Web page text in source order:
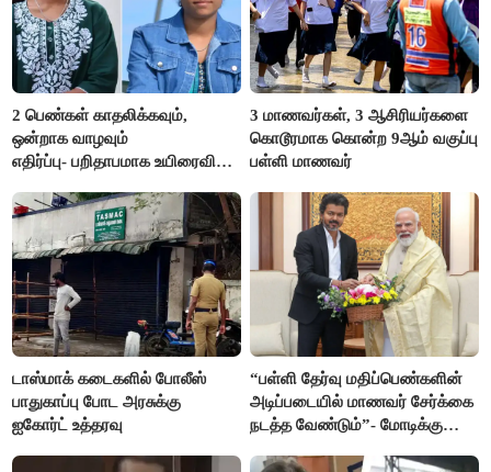
2 பெண்கள் காதலிக்கவும்,
ஒன்றாக வாழவும்
எதிர்ப்பு- பறிதாபமாக உயிரைவிட்ட
3 மாணவர்கள், 3 ஆசிரியர்களை
கொடூரமாக கொன்ற 9ஆம் வகுப்பு
பள்ளி மாணவர்
டாஸ்மாக் கடைகளில் போலீஸ்
பாதுகாப்பு போட அரசுக்கு
ஐகோர்ட் உத்தரவு
“பள்ளி தேர்வு மதிப்பெண்களின்
அடிப்படையில் மாணவர் சேர்க்கை
நடத்த வேண்டும்”- மோடிக்கு